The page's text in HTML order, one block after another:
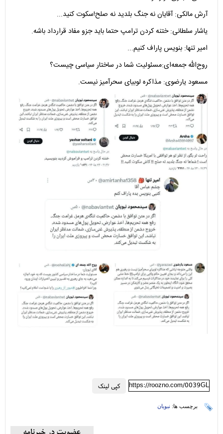
آرش مالکی: آقایان نه جنگ بلدید نه صلح!سکوت کنید...
یاشار سلطانی: ‌ختنه کردن ترامپ حتما باید جزو مفاد قرارداد باشه.
امیر تنها: بنویس پاراف کنیم...
روح‌الله جمعه‌ای:مسئولیت شما در ساختار سیاسی چیست؟
مسعود یارضوی: مذاکره لوبیای سحرآمیز نیست.
کپی لینک https://roozno.com/0039GL
برچسب ها: نبویان